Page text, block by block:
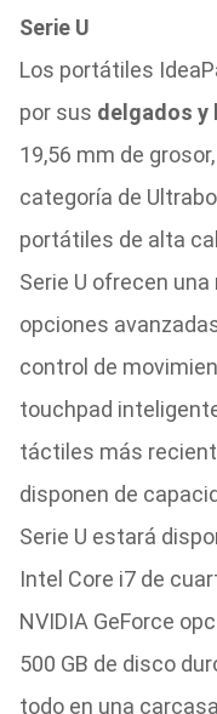
Serie U
Los portátiles
por sus delgados y
19,56 mm de
categoría de
portátiles de alta
Serie U ofrecen
opciones
control de
touchpad
táctiles más
disponen de
Serie U estará
Intel Core i7 de
NVIDIA GeForce
500 GB de disco
todo en una